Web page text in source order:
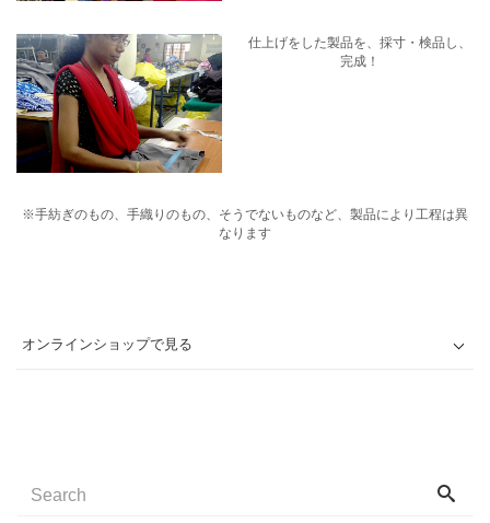
仕上げをした製品を、採寸・検品し、
完成！
※手紡ぎのもの、手織りのもの、そうでないものなど、製品により工程は異
なります
オンラインショップで見る